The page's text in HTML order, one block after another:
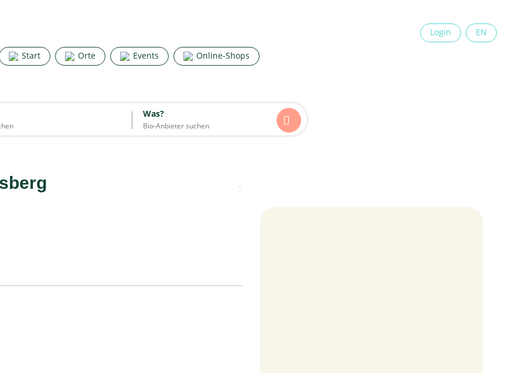
Start Orte Events Online-Shops
Login EN
Was?
×
Start Orte Events Online-Shops
Was?